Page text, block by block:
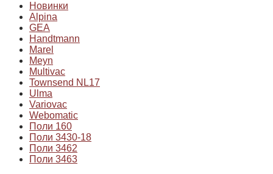
Новинки
Alpina
GEA
Handtmann
Marel
Meyn
Multivac
Townsend NL17
Ulma
Variovac
Webomatic
Поли 160
Поли 3430-18
Поли 3462
Поли 3463